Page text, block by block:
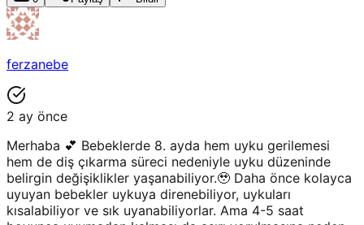
ferzanebe
2 ay önce
Merhaba 💕 Bebeklerde 8. ayda hem uyku gerilemesi
hem de diş çıkarma süreci nedeniyle uyku düzeninde
belirgin değişiklikler yaşanabiliyor.🥹 Daha önce kolayca
uyuyan bebekler uykuya direnebiliyor, uykuları
kısalabiliyor ve sık uyanabiliyorlar. Ama 4-5 saat